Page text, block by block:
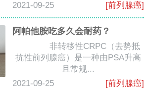
2021-09-25
[前列腺癌]
阿帕他胺吃多久会耐药？
非转移性CRPC（去势抵
抗性前列腺癌）是一种由PSA升高
且常规...
2021-09-25
[前列腺癌]